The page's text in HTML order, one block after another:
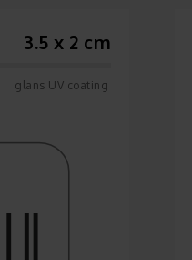
3.5 x 2 cm
glans UV coating